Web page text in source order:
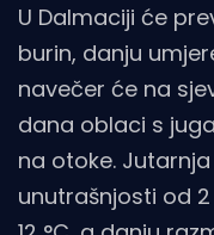
U Dalmaciji će
burin, danju
navečer će na
dana oblaci s
na otoke.
unutrašnjosti od